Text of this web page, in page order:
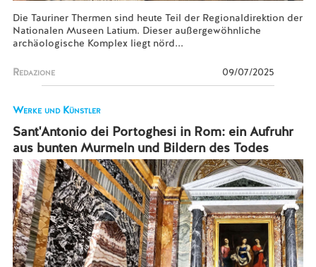
Die Tauriner Thermen sind heute Teil der Regionaldirektion der
Nationalen Museen Latium. Dieser außergewöhnliche
archäologische Komplex liegt nörd...
Redazione 09/07/2025
Werke und Künstler
Sant'Antonio dei Portoghesi in Rom: ein Aufruhr
aus bunten Murmeln und Bildern des Todes